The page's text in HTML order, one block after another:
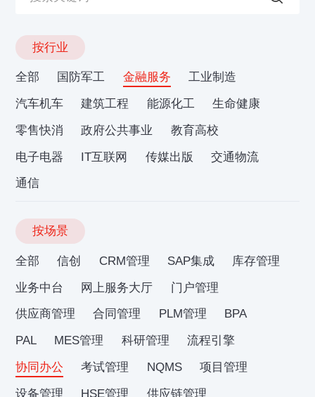
按行业
全部 国防军工 金融服务
工业制造
汽车机车
建筑工程 能源化工
生命健康
零售快消
政府公共事业
教育高校
电子电器
IT互联网 传媒出版
交通物流
通信
按场景
全部 信创 CRM管理 SAP集成
库存管理
业务中台
网上服务大厅
门户管理
供应商管理
合同管理 PLM管理
BPA
PAL
MES管理 科研管理
流程引擎
协同办公
考试管理 NQMS
项目管理
设备管理
HSE管理
供应链管理